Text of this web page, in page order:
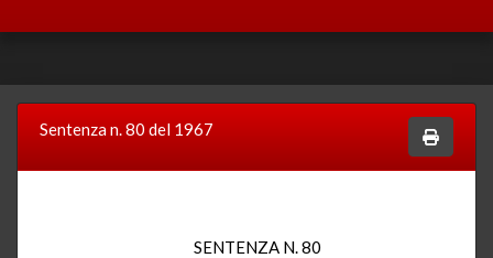
Sentenza n. 80 del 1967
SENTENZA N. 80